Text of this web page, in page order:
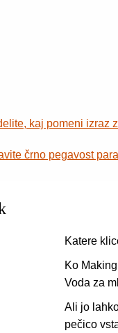
kaj pomeni izraz
črno pegavost
Katere
Ko
Voda za
Ali jo
pečico